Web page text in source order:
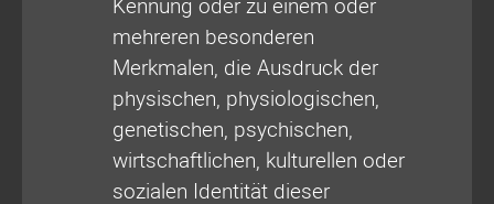
mehreren besonderen
Merkmalen, die Ausdruck der
physischen, physiologischen,
genetischen, psychischen,
wirtschaftlichen, kulturellen oder
sozialen Identität dieser